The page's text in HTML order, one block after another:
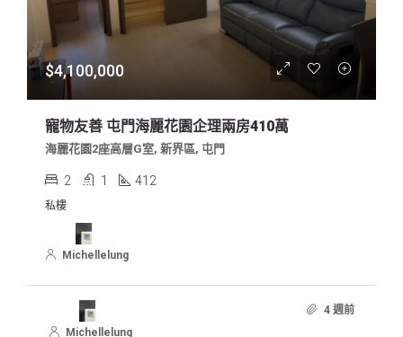
$4,100,000
寵物友善 屯門海麗花園企理兩房410萬
海麗花園2座高層G室, 新界區, 屯門
2 1 412
私樓
Michellelung
Michellelung
4 週前